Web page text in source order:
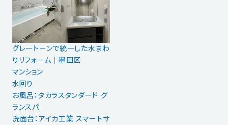
グレートーンで統一した水まわ
りリフォーム｜墨田区
マンション
水回り
お風呂：タカラスタンダード グ
ランスパ
洗面台：アイカ工業 スマートサ